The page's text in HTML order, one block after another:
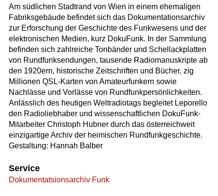
Am südlichen Stadtrand von Wien in einem ehemaligen
Fabriksgebäude befindet sich das Dokumentationsarchiv
zur Erforschung der Geschichte des Funkwesens und der
elektronischen Medien, kurz DokuFunk. In der Sammlung
befinden sich zahlreiche Tonbänder und Schellackplatten
von Rundfunksendungen, tausende Radiomanuskripte ab
den 1920ern, historische Zeitschriften und Bücher, zig
Millionen QSL-Karten von Amateurfunkern sowie
Nachlässe und Vorlässe von Rundfunkpersönlichkeiten.
Anlässlich des heutigen Weltradiotags begleitet Leporello
den Radioliebhaber und wissenschaftlichen DokuFunk-
Mitarbeiter Christoph Hubner durch das österreichweit
einzigartige Archiv der heimischen Rundfunkgeschichte.
Gestaltung: Hannah Balber
Service
Dokumentatsionsarchiv Funk